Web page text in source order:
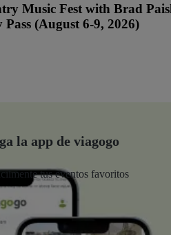
Music Fest with Brad
(August 6-9, 2026)
la app de viagogo
tus eventos favoritos